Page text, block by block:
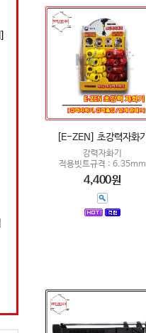
[E-ZEN] 초강력자화기
강력자화기
적용빗트규격 : 6.35mm
4,400원